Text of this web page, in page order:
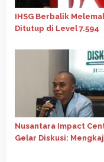
IHSG Berbalik
Ditutup di Level 7.594
Nusantara Impact
Gelar Diskusi: